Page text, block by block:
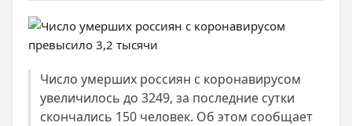
Число умерших россиян с коронавирусом
увеличилось до 3249, за последние сутки
скончались 150 человек. Об этом сообщает